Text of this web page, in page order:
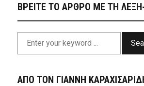
ΒΡΕΙΤΕ ΤΟ ΑΡΘΡΟ ΜΕ ΤΗ ΛΕΞΗ-
ΑΠΟ ΤΟΝ ΓΙΑΝΝΗ